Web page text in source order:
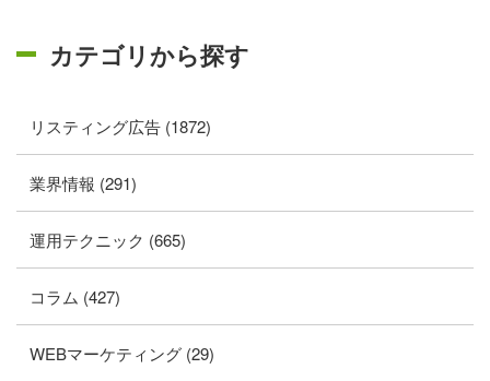
カテゴリから探す
リスティング広告 (1872)
業界情報 (291)
運用テクニック (665)
コラム (427)
WEBマーケティング (29)